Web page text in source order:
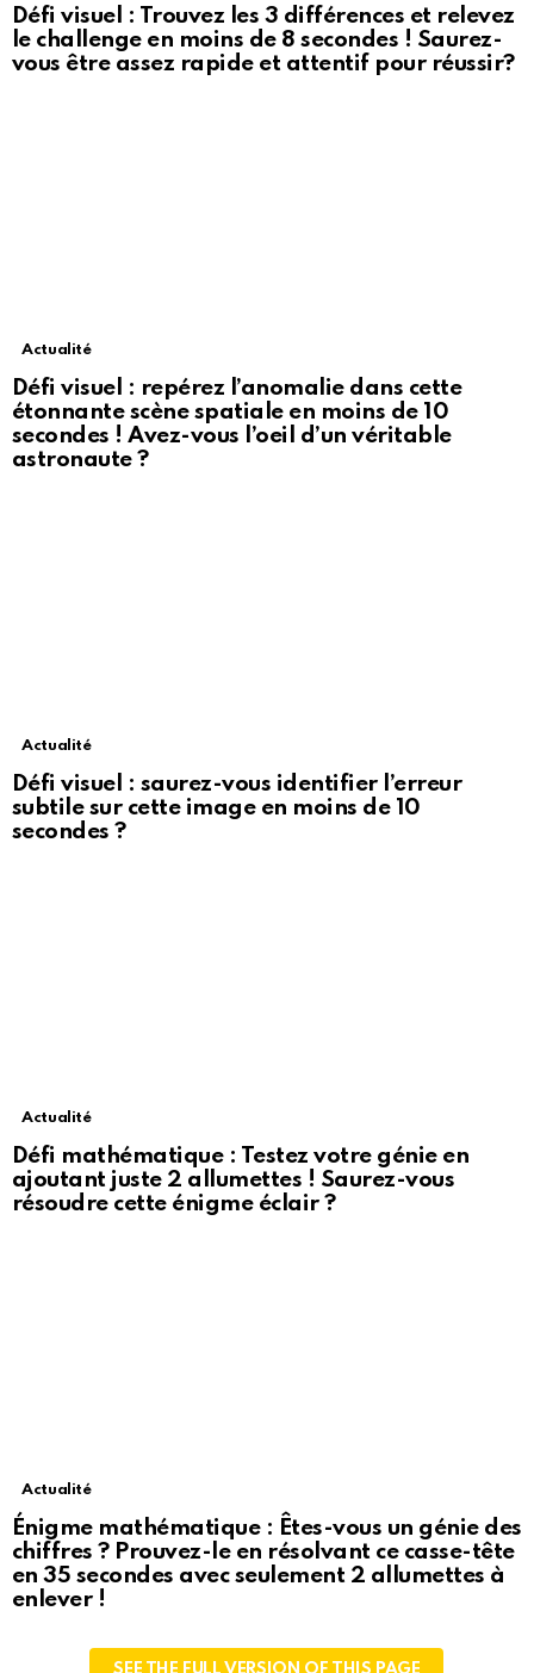
Défi visuel : Trouvez les 3 différences et relevez
le challenge en moins de 8 secondes ! Saurez-
vous être assez rapide et attentif pour réussir?
Actualité
Défi visuel : repérez l’anomalie dans cette
étonnante scène spatiale en moins de 10
secondes ! Avez-vous l’oeil d’un véritable
astronaute ?
Actualité
Défi visuel : saurez-vous identifier l’erreur
subtile sur cette image en moins de 10
secondes ?
Actualité
Défi mathématique : Testez votre génie en
ajoutant juste 2 allumettes ! Saurez-vous
résoudre cette énigme éclair ?
Actualité
Énigme mathématique : Êtes-vous un génie des
chiffres ? Prouvez-le en résolvant ce casse-tête
en 35 secondes avec seulement 2 allumettes à
enlever !